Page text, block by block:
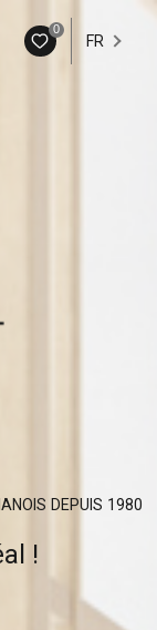
0
FR
DEPUIS 1980
!